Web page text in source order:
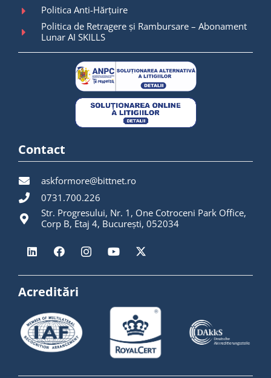
Politica Anti-Hărțuire
Politica de Retragere și Rambursare – Abonament
Lunar AI SKILLS
Contact
askformore@bittnet.ro
0731.700.226
Str. Progresului, Nr. 1, One Cotroceni Park Office,
Corp B, Etaj 4, București, 052034
Acreditări